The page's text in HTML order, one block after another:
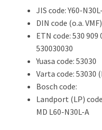
JIS code: Y60-
DIN code (o.a.
ETN code: 530 909
530030030
Yuasa code: 53030
Varta code: 53030
Bosch code:
Landport (LP)
MD L60-N30L-A